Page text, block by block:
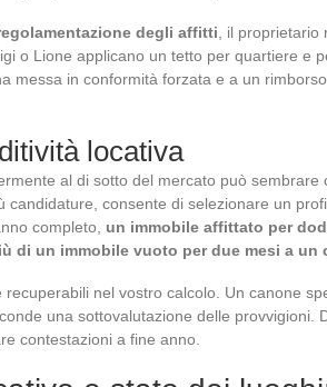
degli affitti , il
o Lione applicano un tetto per quartiere e
messa in conformità forzata e a un
locativa
al di sotto del mercato può sembrare
candidature, consente di selezionare un
completo, un immobile affittato per
di un immobile vuoto per due mesi a un
recuperabili nel vostro calcolo. Un canone
una sottovalutazione delle provvigioni.
contestazioni a fine anno.